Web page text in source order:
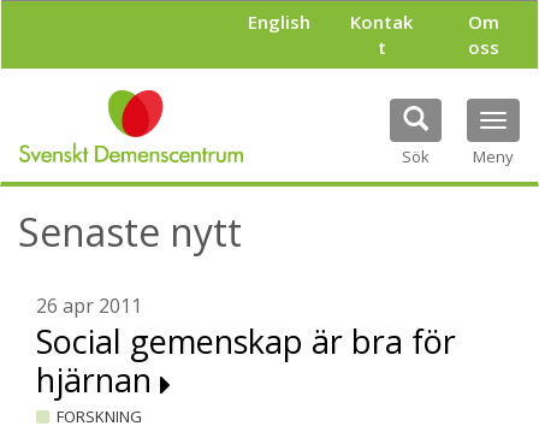
l
English
Kontak
t
Om
oss
Sök Meny
Senaste nytt
26 apr 2011
Social gemenskap är bra för
hjärnan
FORSKNING